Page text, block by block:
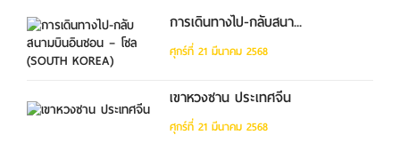
การเดินทางไป-กลับสนา...
ศุกร์ที่ 21 มีนาคม 2568
เขาหวงซาน ประเทศจีน
ศุกร์ที่ 21 มีนาคม 2568